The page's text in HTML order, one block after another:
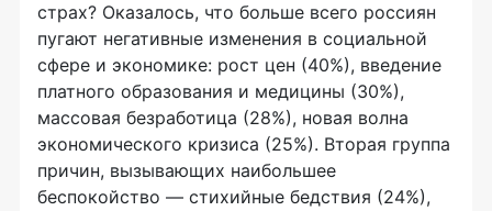
страх? Оказалось, что больше всего россиян
пугают негативные изменения в социальной
сфере и экономике: рост цен (40%), введение
платного образования и медицины (30%),
массовая безработица (28%), новая волна
экономического кризиса (25%). Вторая группа
причин, вызывающих наибольшее
беспокойство — стихийные бедствия (24%),